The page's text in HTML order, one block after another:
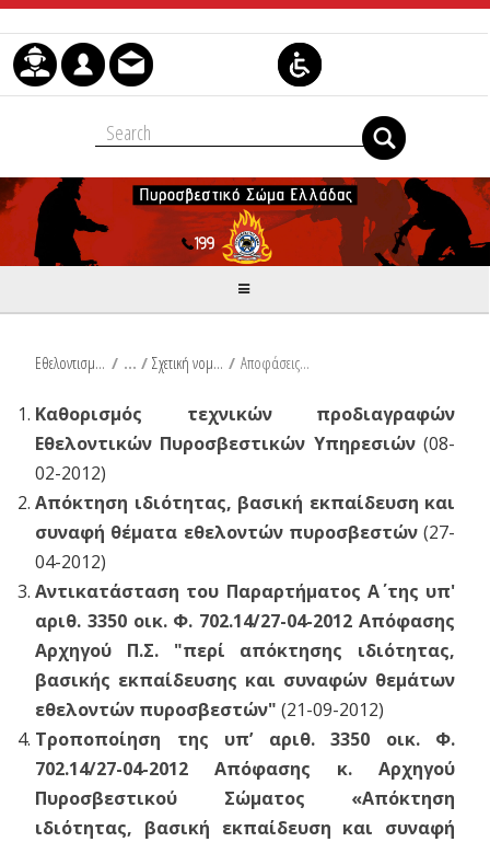
Skip to Content
Εθελοντισμός / Σχετική νομοθεσία / Αποφάσεις κ. Αρχηγού Π.Σ.
Καθορισμός τεχνικών προδιαγραφών
Εθελοντικών Πυροσβεστικών Υπηρεσιών (08-
02-2012)
Απόκτηση ιδιότητας, βασική εκπαίδευση και
συναφή θέματα εθελοντών πυροσβεστών(27-
04-2012)
Αντικατάσταση του Παραρτήματος Α΄ της υπ'
αριθ. 3350 οικ. Φ. 702.14/27-04-2012 Απόφασης
Αρχηγού Π.Σ. "περί απόκτησης ιδιότητας,
βασικής εκπαίδευσης και συναφών θεμάτων
εθελοντών πυροσβεστών" (21-09-2012)
Τροποποίηση της υπ’ αριθ. 3350 οικ. Φ.
702.14/27-04-2012 Απόφασης κ. Αρχηγού
Πυροσβεστικού Σώματος «Απόκτηση
ιδιότητας, βασική εκπαίδευση και συναφή